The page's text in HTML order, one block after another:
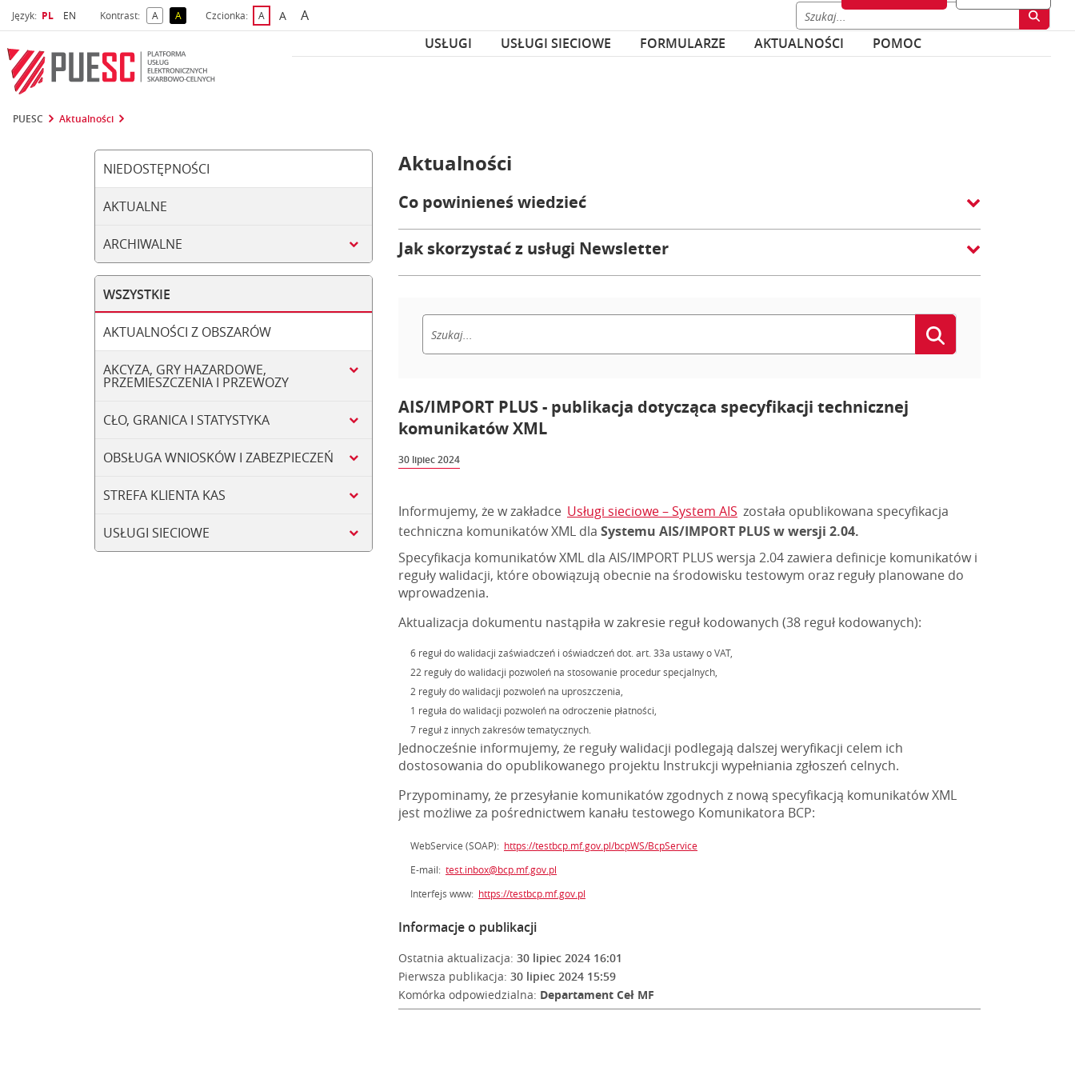
Język: Wybrany język
PL Wybierz język
EN Kontrast: Akontrast domyślny
Akontrast żółty tekst na czarnym tle
Czcionka: Adomyślna czcionka
Awiększa czcionka
Anajwiększa czcionka
USŁUGI
USŁUGI SIECIOWE FORMULARZE AKTUALNOŚCI POMOC
PUESC Aktualności
NIEDOSTĘPNOŚCI
AKTUALNE
ARCHIWALNE
WSZYSTKIE
AKTUALNOŚCI Z OBSZARÓW
AKCYZA, GRY HAZARDOWE,
PRZEMIESZCZENIA I PRZEWOZY
CŁO, GRANICA I STATYSTYKA
OBSŁUGA WNIOSKÓW I ZABEZPIECZEŃ
STREFA KLIENTA KAS
USŁUGI SIECIOWE
Aktualności
Co powinieneś wiedzieć
Jak skorzystać z usługi Newsletter
AIS/IMPORT PLUS - publikacja dotycząca specyfikacji technicznej
komunikatów XML
30 lipiec 2024
Informujemy, że w zakładce Usługi sieciowe – System AIS została opublikowana specyfikacja
techniczna komunikatów XML dla Systemu AIS/IMPORT PLUS w wersji 2.04.
Specyfikacja komunikatów XML dla AIS/IMPORT PLUS wersja 2.04 zawiera definicje komunikatów i
reguły walidacji, które obowiązują obecnie na środowisku testowym oraz reguły planowane do
wprowadzenia.
Aktualizacja dokumentu nastąpiła w zakresie reguł kodowanych (38 reguł kodowanych):
6 reguł do walidacji zaświadczeń i oświadczeń dot. art. 33a ustawy o VAT,
22 reguły do walidacji pozwoleń na stosowanie procedur specjalnych,
2 reguły do walidacji pozwoleń na uproszczenia,
1 reguła do walidacji pozwoleń na odroczenie płatności,
7 reguł z innych zakresów tematycznych.
Jednocześnie informujemy, że reguły walidacji podlegają dalszej weryfikacji celem ich
dostosowania do opublikowanego projektu Instrukcji wypełniania zgłoszeń celnych.
Przypominamy, że przesyłanie komunikatów zgodnych z nową specyfikacją komunikatów XML
jest możliwe za pośrednictwem kanału testowego Komunikatora BCP:
WebService (SOAP): https://testbcp.mf.gov.pl/bcpWS/BcpService
E-mail: test.inbox@bcp.mf.gov.pl
Interfejs www: https://testbcp.mf.gov.pl
Informacje o publikacji
Ostatnia aktualizacja: 30 lipiec 2024 16:01
Pierwsza publikacja: 30 lipiec 2024 15:59
Komórka odpowiedzialna: Departament Ceł MF